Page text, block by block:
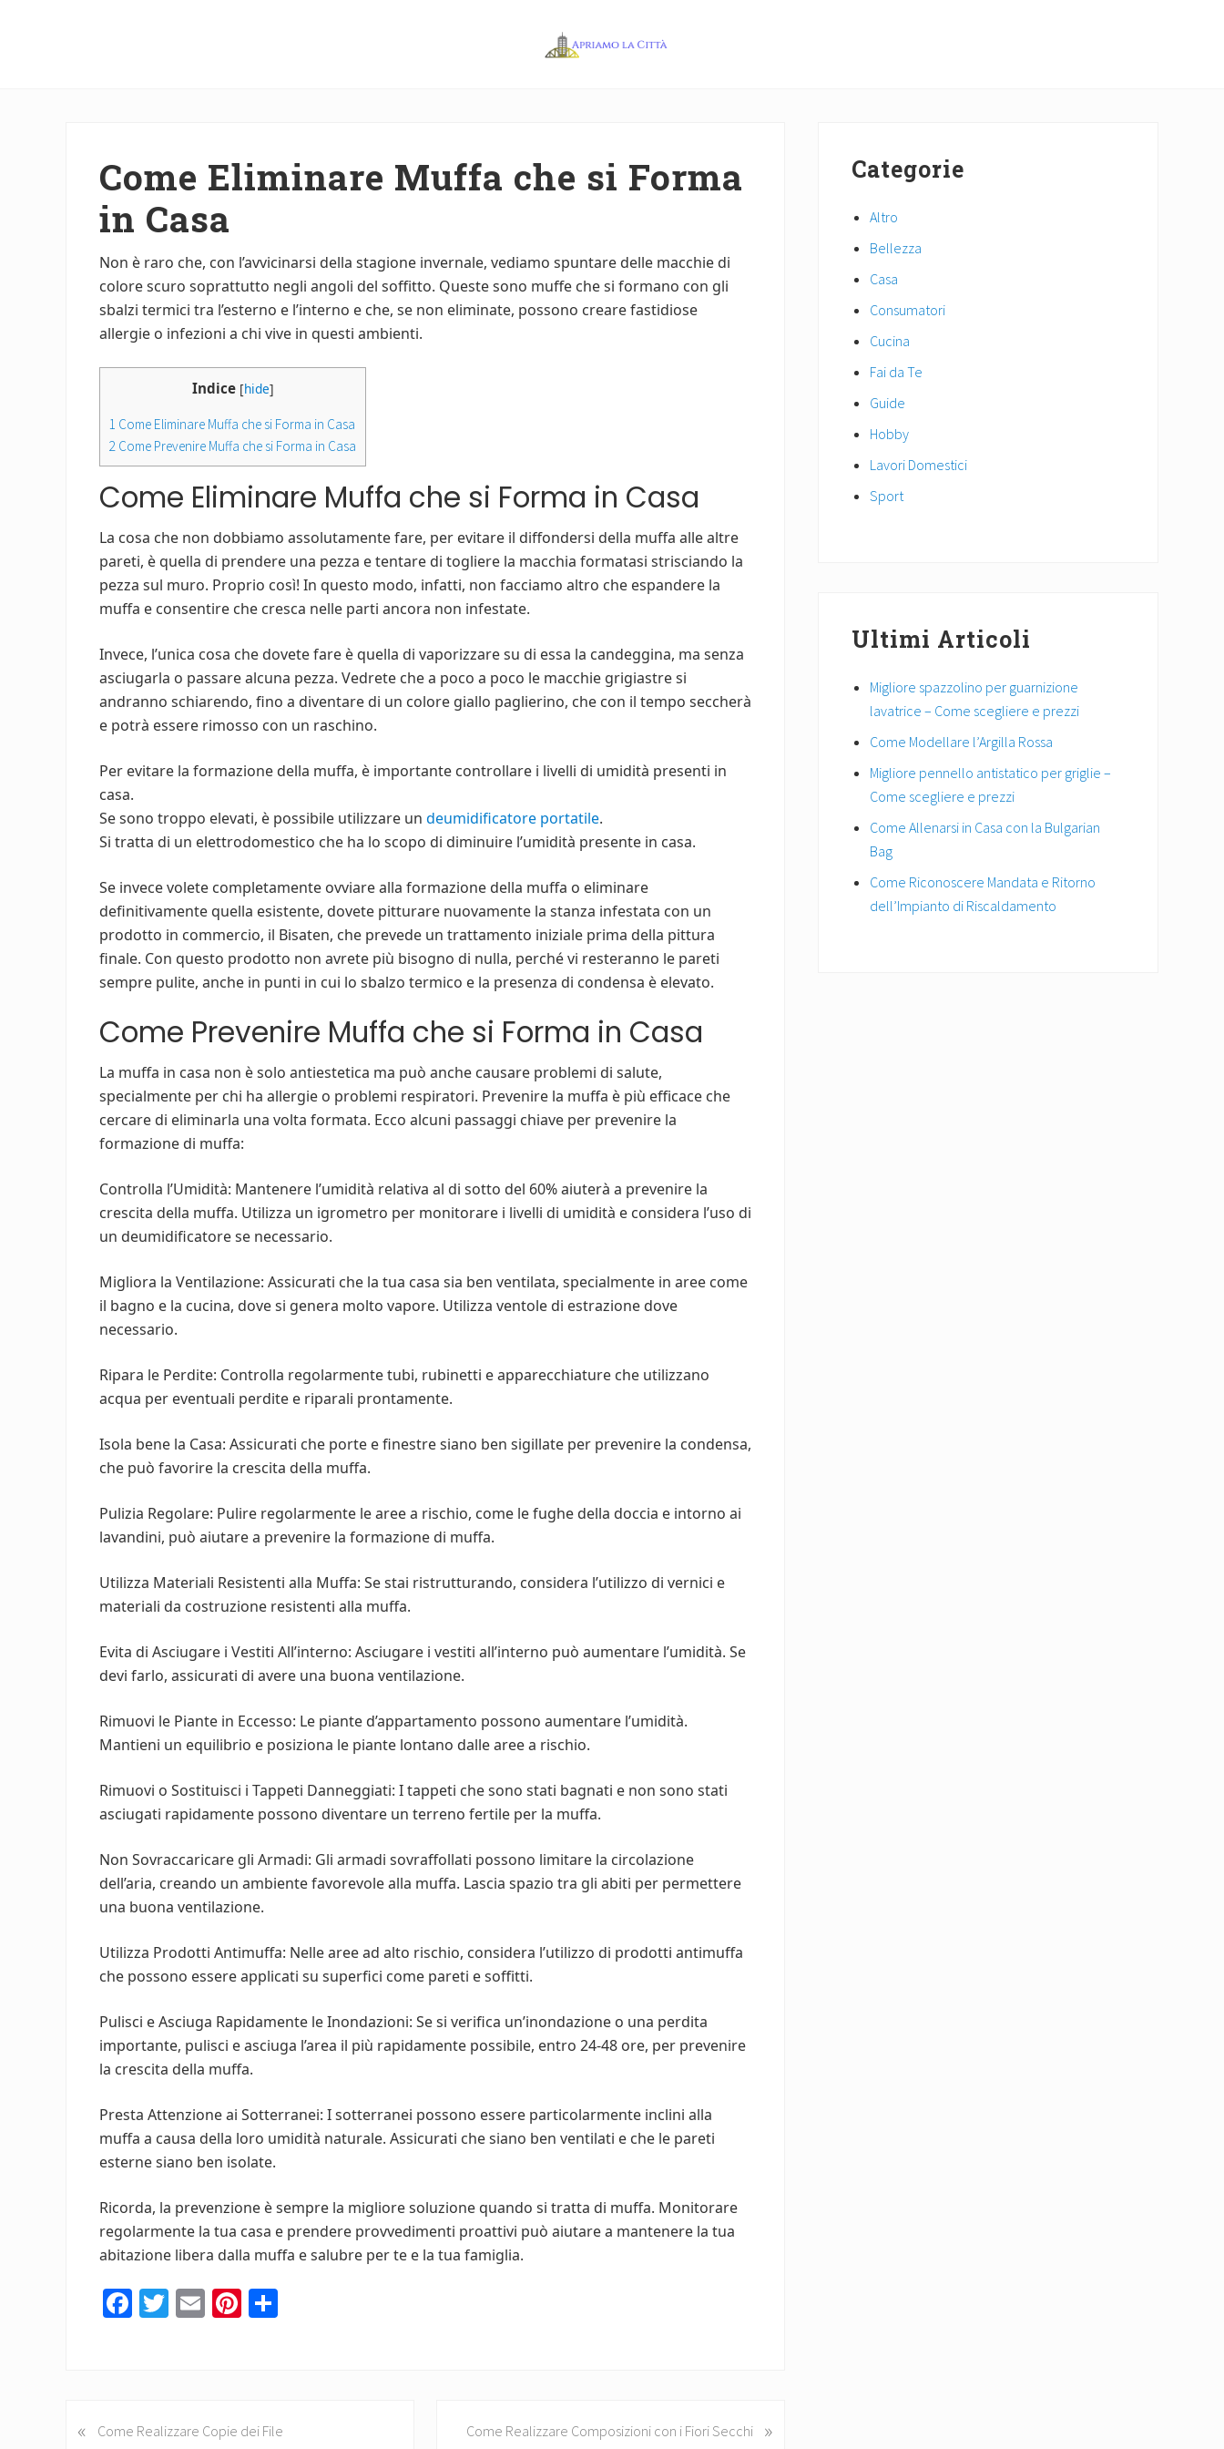
Come Eliminare Muffa che si Forma
in Casa
Non è raro che, con l’avvicinarsi della stagione invernale, vediamo spuntare delle macchie di
colore scuro soprattutto negli angoli del soffitto. Queste sono muffe che si formano con gli
sbalzi termici tra l’esterno e l’interno e che, se non eliminate, possono creare fastidiose
allergie o infezioni a chi vive in questi ambienti.
Indice [hide]
1 Come Eliminare Muffa che si Forma in Casa
2 Come Prevenire Muffa che si Forma in Casa
Come Eliminare Muffa che si Forma in Casa
La cosa che non dobbiamo assolutamente fare, per evitare il diffondersi della muffa alle altre
pareti, è quella di prendere una pezza e tentare di togliere la macchia formatasi strisciando la
pezza sul muro. Proprio così! In questo modo, infatti, non facciamo altro che espandere la
muffa e consentire che cresca nelle parti ancora non infestate.
Invece, l’unica cosa che dovete fare è quella di vaporizzare su di essa la candeggina, ma senza
asciugarla o passare alcuna pezza. Vedrete che a poco a poco le macchie grigiastre si
andranno schiarendo, fino a diventare di un colore giallo paglierino, che con il tempo seccherà
e potrà essere rimosso con un raschino.
Per evitare la formazione della muffa, è importante controllare i livelli di umidità presenti in
casa.
Se sono troppo elevati, è possibile utilizzare un deumidificatore portatile.
Si tratta di un elettrodomestico che ha lo scopo di diminuire l’umidità presente in casa.
Se invece volete completamente ovviare alla formazione della muffa o eliminare
definitivamente quella esistente, dovete pitturare nuovamente la stanza infestata con un
prodotto in commercio, il Bisaten, che prevede un trattamento iniziale prima della pittura
finale. Con questo prodotto non avrete più bisogno di nulla, perché vi resteranno le pareti
sempre pulite, anche in punti in cui lo sbalzo termico e la presenza di condensa è elevato.
Come Prevenire Muffa che si Forma in Casa
La muffa in casa non è solo antiestetica ma può anche causare problemi di salute,
specialmente per chi ha allergie o problemi respiratori. Prevenire la muffa è più efficace che
cercare di eliminarla una volta formata. Ecco alcuni passaggi chiave per prevenire la
formazione di muffa:
Controlla l’Umidità: Mantenere l’umidità relativa al di sotto del 60% aiuterà a prevenire la
crescita della muffa. Utilizza un igrometro per monitorare i livelli di umidità e considera l’uso di
un deumidificatore se necessario.
Migliora la Ventilazione: Assicurati che la tua casa sia ben ventilata, specialmente in aree come
il bagno e la cucina, dove si genera molto vapore. Utilizza ventole di estrazione dove
necessario.
Ripara le Perdite: Controlla regolarmente tubi, rubinetti e apparecchiature che utilizzano
acqua per eventuali perdite e riparali prontamente.
Isola bene la Casa: Assicurati che porte e finestre siano ben sigillate per prevenire la condensa,
che può favorire la crescita della muffa.
Pulizia Regolare: Pulire regolarmente le aree a rischio, come le fughe della doccia e intorno ai
lavandini, può aiutare a prevenire la formazione di muffa.
Utilizza Materiali Resistenti alla Muffa: Se stai ristrutturando, considera l’utilizzo di vernici e
materiali da costruzione resistenti alla muffa.
Evita di Asciugare i Vestiti All’interno: Asciugare i vestiti all’interno può aumentare l’umidità. Se
devi farlo, assicurati di avere una buona ventilazione.
Rimuovi le Piante in Eccesso: Le piante d’appartamento possono aumentare l’umidità.
Mantieni un equilibrio e posiziona le piante lontano dalle aree a rischio.
Rimuovi o Sostituisci i Tappeti Danneggiati: I tappeti che sono stati bagnati e non sono stati
asciugati rapidamente possono diventare un terreno fertile per la muffa.
Non Sovraccaricare gli Armadi: Gli armadi sovraffollati possono limitare la circolazione
dell’aria, creando un ambiente favorevole alla muffa. Lascia spazio tra gli abiti per permettere
una buona ventilazione.
Utilizza Prodotti Antimuffa: Nelle aree ad alto rischio, considera l’utilizzo di prodotti antimuffa
che possono essere applicati su superfici come pareti e soffitti.
Pulisci e Asciuga Rapidamente le Inondazioni: Se si verifica un’inondazione o una perdita
importante, pulisci e asciuga l’area il più rapidamente possibile, entro 24-48 ore, per prevenire
la crescita della muffa.
Presta Attenzione ai Sotterranei: I sotterranei possono essere particolarmente inclini alla
muffa a causa della loro umidità naturale. Assicurati che siano ben ventilati e che le pareti
esterne siano ben isolate.
Ricorda, la prevenzione è sempre la migliore soluzione quando si tratta di muffa. Monitorare
regolarmente la tua casa e prendere provvedimenti proattivi può aiutare a mantenere la tua
abitazione libera dalla muffa e salubre per te e la tua famiglia.
Fa
ok
T
E
Pi
t
vi
P
« Come Realizzare Copie dei File Come Realizzare Composizioni con i Fiori Secchi »
Sidebar
Categorie
Altro
Bellezza
Casa
Consumatori
Cucina
Fai da Te
Guide
Hobby
Lavori Domestici
Sport
Ultimi Articoli
Migliore spazzolino per guarnizione
lavatrice – Come scegliere e prezzi
Come Modellare l’Argilla Rossa
Migliore pennello antistatico per griglie –
Come scegliere e prezzi
Come Allenarsi in Casa con la Bulgarian
Bag
Come Riconoscere Mandata e Ritorno
dell’Impianto di Riscaldamento